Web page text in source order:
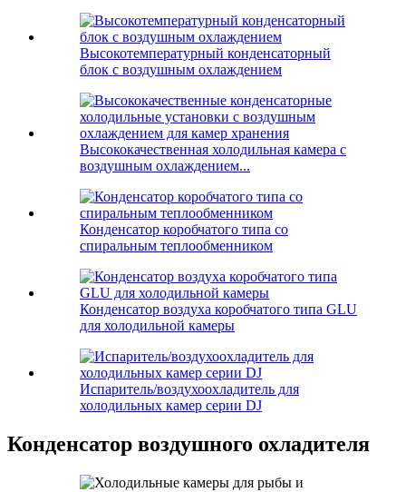
Высокотемпературный конденсаторный
блок с воздушным охлаждением
Высококачественная холодильная камера с
воздушным охлаждением...
Конденсатор коробчатого типа со
спиральным теплообменником
Конденсатор воздуха коробчатого типа GLU
для холодильной камеры
Испаритель/воздухоохладитель для
холодильных камер серии DJ
Конденсатор воздушного охладителя